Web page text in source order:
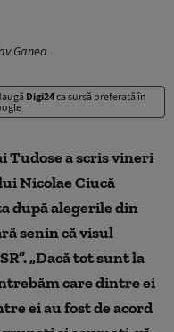
Ganea
Digi24ca sursă preferată în
Tudose a scris vineri
Nicolae Ciucă
după alegerile din
senin că visul
„Dacă tot sunt la
care dintre ei
ei au fost de acord